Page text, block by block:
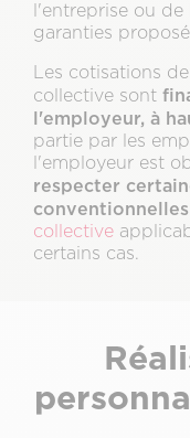
l'entreprise ou
garanties
Les cotisations
collective sont
l'employeur, à
partie par les
l'employeur est
respecter
conventionnelles
collective
certains cas.
Sous-
titre